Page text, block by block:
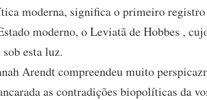
moderna, significa o primeiro
moderno, o Leviatã de Hobbes ,
esta luz.
Arendt compreendeu muito
as contradições biopolíticas da